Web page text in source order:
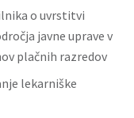
o uvrstitvi
javne uprave v
plačnih razredov
lekarniške